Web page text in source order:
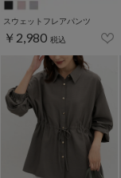
スウェットフレアパンツ
￥2,980 税込